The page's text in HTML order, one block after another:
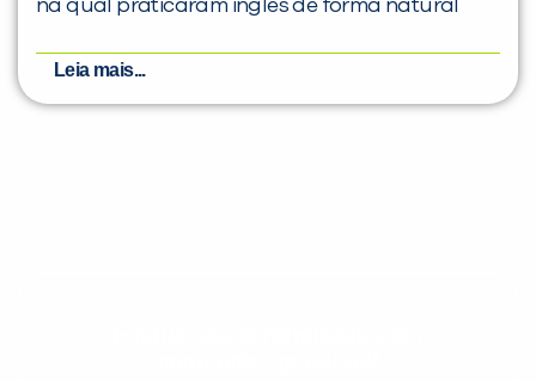
na qual praticaram inglês de forma natural
Leia mais...